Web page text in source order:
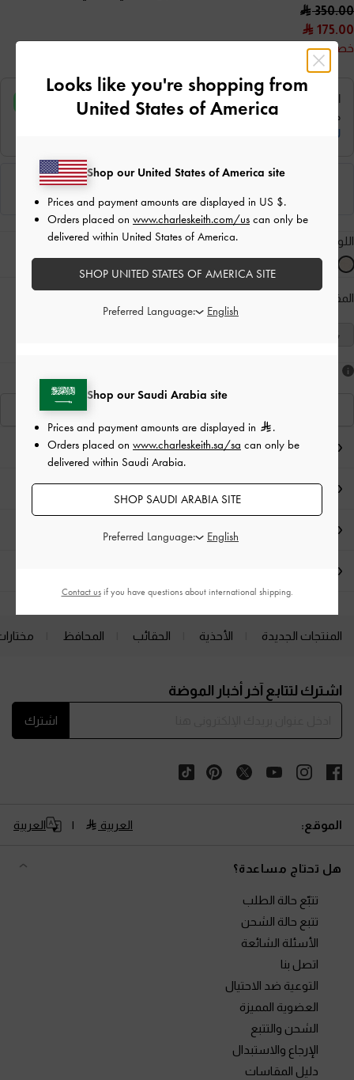
350.00
175.00
خصم 50%
اللون:
المقاس:
35
ملاحظات المحرر
تفاصيل المنتج
المنتجات الجديدة الأحذية الحقائب المحافظ
اشترك لتتابع آخر أخبار الموضة
اشترك
الموقع: العربية العربية
هل تحتاج مساعدة؟
تتبّع حالة الطلب
تتبع حالة الشحن
الأسئلة الشائعة
اتصل بنا
التوعية ضد الاحتيال
العضوية المميزة
الشحن والتتبع
الإرجاع والاستبدال
دليل المقاسات
Looks like you're shopping from
United States of America
Shop our Saudi Arabia site
Prices and payment amounts are displayed in
.
Orders placed on www.charleskeith.sa/sa can only be
delivered within Saudi Arabia.
SHOP SAUDI ARABIA SITE
Preferred Language:
Shop our United States of America site
Prices and payment amounts are displayed in US $.
Orders placed on www.charleskeith.com/us can only be
delivered within United States of America.
SHOP UNITED STATES OF AMERICA SITE
Preferred Language:
Contact usif you have questions about international shipping.